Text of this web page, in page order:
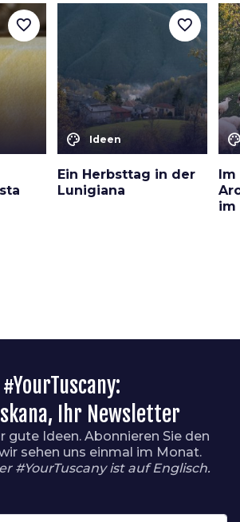
favorite_border
color_lens Ideen
Ein Herbsttag in der
Lunigiana
favorite_border
Im
im
#YourTuscany:
Ihr Newsletter
gute Ideen. Abonnieren Sie den
sehen uns einmal im Monat.
#YourTuscany ist auf Englisch.